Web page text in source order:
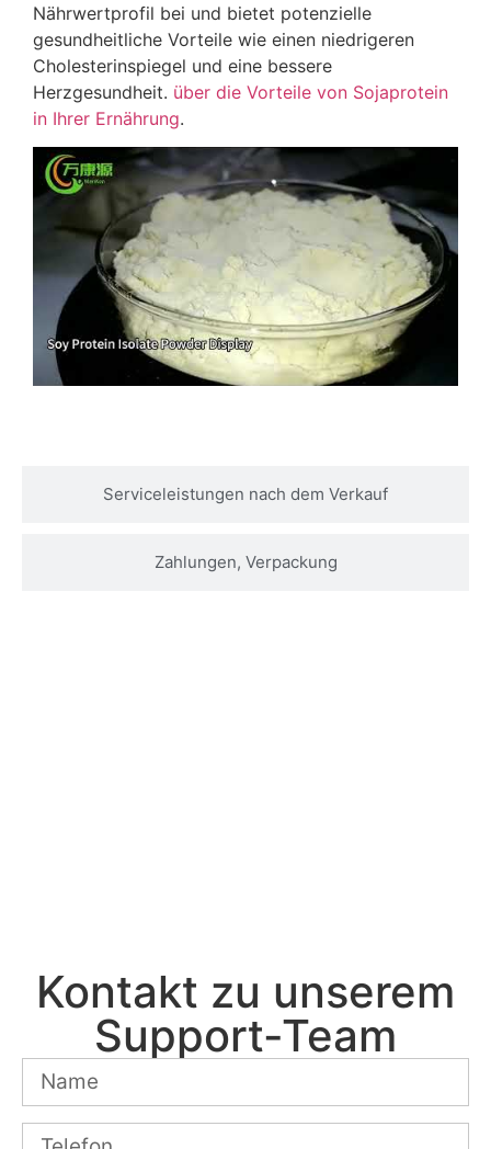
Serviceleistungen nach dem Verkauf
Zahlungen, Verpackung
Nährwertprofil bei und bietet potenzielle
gesundheitliche Vorteile wie einen niedrigeren
Cholesterinspiegel und eine bessere
Herzgesundheit. über die Vorteile von Sojaprotein
in Ihrer Ernährung.
Kontakt zu unserem
Support-Team